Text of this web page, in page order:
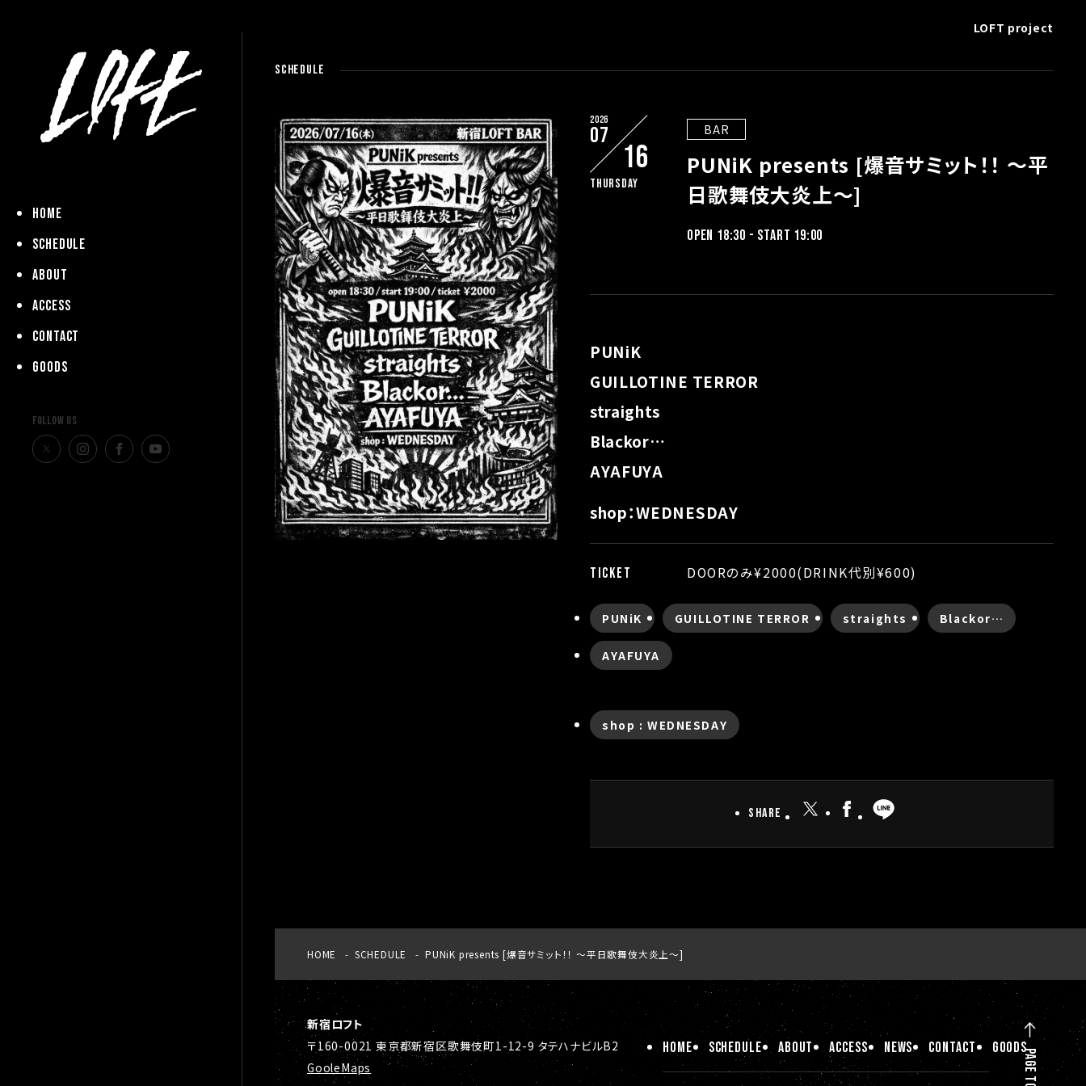
HOME
SCHEDULE
ABOUT
ACCESS
CONTACT
GOODS
FOLLOW US
LOFT project
SCHEDULE
2026
07
16
Thursday
BAR
PUNiK presents [爆音サミット！！ 〜平
日歌舞伎大炎上〜]
OPEN 18:30 - START 19:00
PUNiK
GUILLOTINE TERROR
straights
Blackor…
AYAFUYA
shop：WEDNESDAY
TICKET DOORのみ¥2000(DRINK代別¥600)
PUNiK GUILLOTINE TERROR straights Blackor…
AYAFUYA
shop : WEDNESDAY
SHARE
HOME SCHEDULE PUNiK presents [爆音サミット！！ 〜平日歌舞伎大炎上〜]
新宿ロフト
〒160-0021 東京都新宿区歌舞伎町1-12-9 タテハナビルB2
GooleMaps
HOME SCHEDULE ABOUT ACCESS NEWS CONTACT GOODS
PAGE TOP